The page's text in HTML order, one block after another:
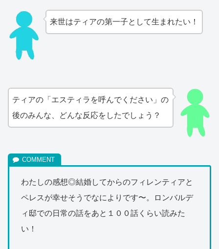
来世はティアの第一子として生まれたい！
ティアの「エスティラを呼んでください」の
後のみんな、どんな反応をしたでしょう？
わたしの感想◎結婚してからのフィレンティアと
ペレスが幸せそうでなによりです〜。ロンバルデ
ィ邸での日常の話をあと１００話くらい読みた
い！